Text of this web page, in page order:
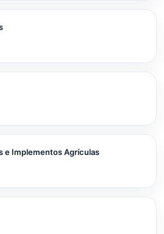
e Implementos Agrículas